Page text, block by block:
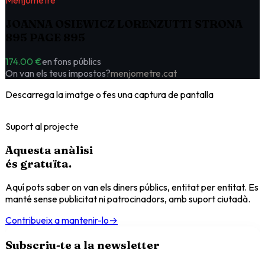
174.00 €en fons públics
On van els teus impostos?menjometre.cat
Descarrega la imatge o fes una captura de pantalla
Suport al projecte
Aquesta anàlisi
és gratuïta.
Aquí pots saber on van els diners públics, entitat per entitat. Es
manté sense publicitat ni patrocinadors, amb suport ciutadà.
Contribueix a mantenir-lo→
Subscriu-te a la newsletter